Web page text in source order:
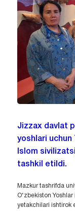
Jizzax davlat
yoshlari uchun
Islom
tashkil etildi.
Mazkur tashrifda
O‘zbekiston
yetakchilari ishtirok